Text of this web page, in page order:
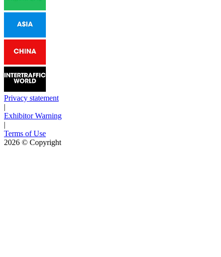
Privacy statement
|
Exhibitor Warning
|
Terms of Use
2026 © Copyright